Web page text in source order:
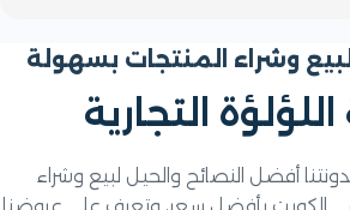
المكتبي ومعدات المطاعم
وشراء المنتجات بسهولة
التجارية
أفضل النصائح والحيل لبيع وشراء